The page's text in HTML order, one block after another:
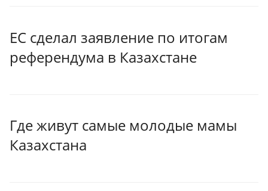
ЕС сделал заявление по итогам
референдума в Казахстане
Где живут самые молодые мамы
Казахстана